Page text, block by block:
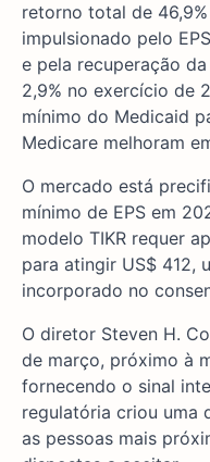
retorno total de
impulsionado pelo
e pela recuperação
2,9% no exercício de
mínimo do Medicaid
Medicare melhoram
O mercado está
mínimo de EPS em
modelo TIKR requer
para atingir US$ 412,
incorporado no
O diretor Steven H.
de março, próximo à
fornecendo o sinal
regulatória criou uma
as pessoas mais